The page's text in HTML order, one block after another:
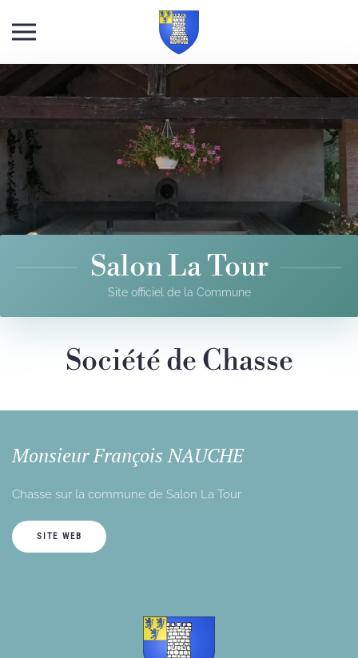
Skip to main content
Salon La Tour
Site officiel de la Commune
Société de Chasse
Monsieur François NAUCHE
Chasse sur la commune de Salon La Tour
SITE WEB